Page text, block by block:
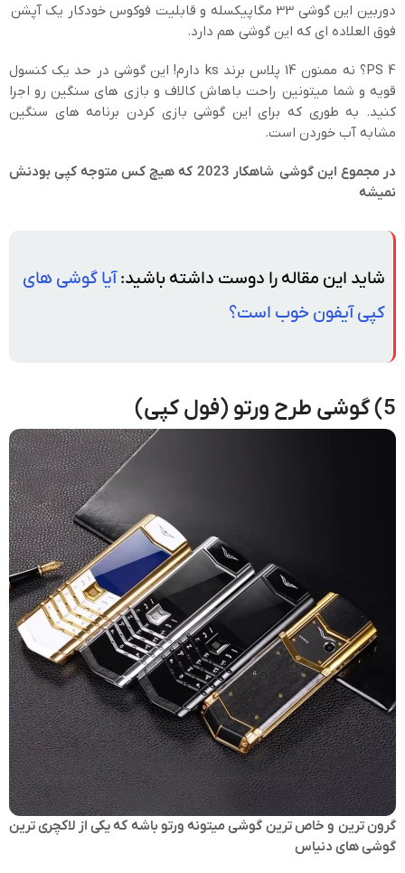
دوربین این گوشی 33 مگاپیکسله و قابلیت فوکوس خودکار یک آپشن
فوق العلاده ای که این گوشی هم دارد.
PS 4؟ نه ممنون 14 پلاس برند ks دارم! این گوشی در حد یک کنسول
قویه و شما میتونین راحت باهاش کالاف و بازی های سنگین رو اجرا
کنید. به طوری که برای این گوشی بازی کردن برنامه های سنگین
مشابه آب خوردن است.
در مجموع این گوشی شاهکار 2023 که هیچ کس متوجه کپی بودنش
نمیشه
شاید این مقاله را دوست داشته باشید:آیا گوشی های
کپی آیفون خوب است؟
5) گوشی طرح ورتو (فول کپی)
گرون ترین و خاص ترین گوشی میتونه ورتو باشه که یکی از لاکچری ترین
گوشی های دنیاس